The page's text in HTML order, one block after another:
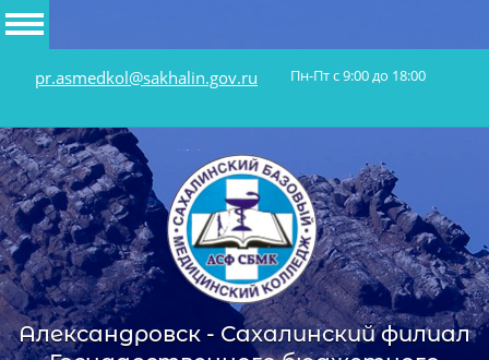
pr.asmedkol@sakhalin.gov.ru Пн-Пт с 9:00 до 18:00
Александровск - Сахалинский филиал